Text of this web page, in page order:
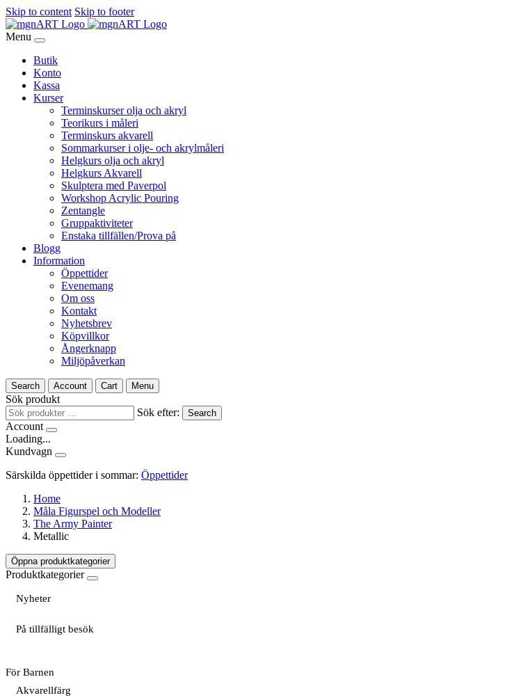
Skip to content Skip to footer
Menu
Butik
Konto
Kassa
Kurser
Terminskurser olja och akryl
Teorikurs i måleri
Terminskurs akvarell
Sommarkurser i olje- och akrylmåleri
Helgkurs olja och akryl
Helgkurs Akvarell
Skulptera med Paverpol
Workshop Acrylic Pouring
Zentangle
Gruppaktiviteter
Enstaka tillfällen/Prova på
Blogg
Information
Öppettider
Evenemang
Om oss
Kontakt
Nyhetsbrev
Köpvillkor
Ångerknapp
Miljöpåverkan
Search Account Cart Menu
Sök produkt
Sök efter:
Search
Account
Loading...
Kundvagn
Särskilda öppettider i sommar: Öppettider
Home
Måla Figurspel och Modeller
The Army Painter
Metallic
Öppna produktkategorier
Produktkategorier
Nyheter
På tillfälligt besök
För Barnen
Akvarellfärg